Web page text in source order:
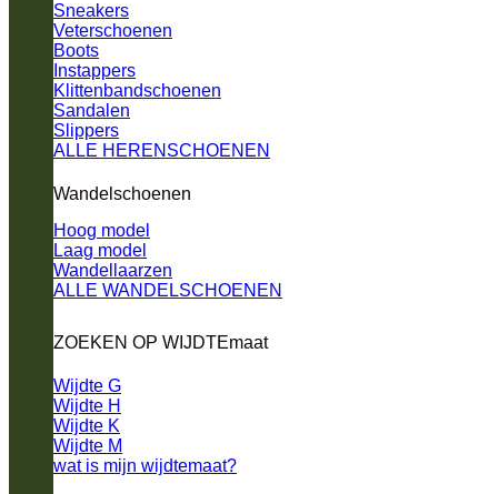
Sneakers
Veterschoenen
Boots
Instappers
Klittenbandschoenen
Sandalen
Slippers
ALLE HERENSCHOENEN
Wandelschoenen
Hoog model
Laag model
Wandellaarzen
ALLE WANDELSCHOENEN
ZOEKEN OP WIJDTEmaat
Wijdte G
Wijdte H
Wijdte K
Wijdte M
wat is mijn wijdtemaat?